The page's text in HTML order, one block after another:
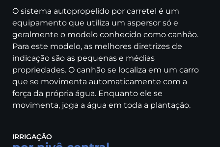
O sistema autopropelido por carretel é um
equipamento que utiliza um aspersor só e
geralmente o modelo conhecido como canhão.
Para este modelo, as melhores diretrizes de
indicação são as pequenas e médias
propriedades. O canhão se localiza em um carro
que se movimenta automaticamente com a
força da própria água. Enquanto ele se
movimenta, joga a água em toda a plantação.
IRRIGAÇÃO